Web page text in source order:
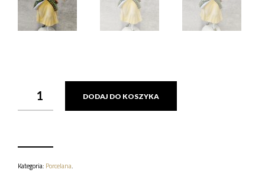
FIGURA
PORCELANOWA
HUGO
DODAJ DO KOSZYKA
Kategoria: Porcelana.